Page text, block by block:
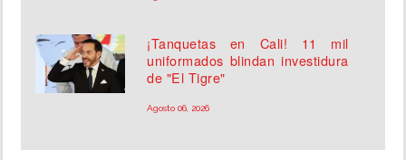
¡Tanquetas en Cali! 11 mil
uniformados blindan investidura
de "El Tigre"
Agosto 06, 2026